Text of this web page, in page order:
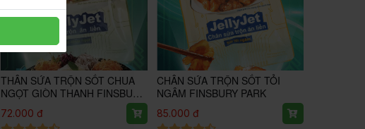
THÂN SỨA TRỘN SỐT CHUA
NGỌT GIÒN THANH FINSBURY
72.000 đ
CHÂN SỨA TRỘN SỐT TỎI
NGÂM FINSBURY PARK
85.000 đ